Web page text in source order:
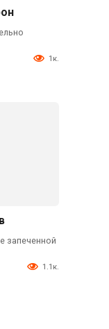
1к.
запеченной
1.1к.